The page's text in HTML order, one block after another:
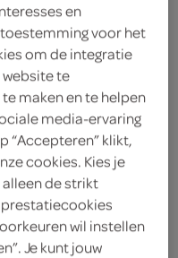
romige smaak!
en
voor het
om de integratie
te
maken en te helpen
media-ervaring
“Accepteren” klikt,
cookies. Kies je
alleen de strikt
wil instellen
Je kunt jouw